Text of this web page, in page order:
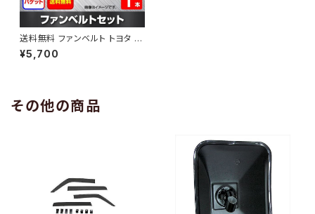
送料無料 ファンベルト トヨタ セ
ルシオ 型式UCF30 H16.02～
（国内トップメーカー） 1本 HAB
¥5,700
その他の商品